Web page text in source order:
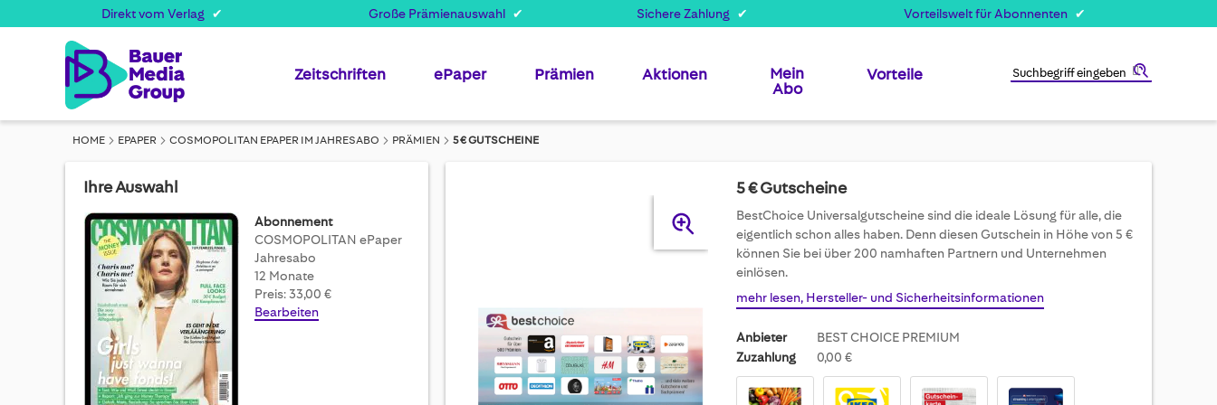
Direkt vom Verlag Große Prämienauswahl Sichere Zahlung Vorteilswelt für Abonnenten
Zeitschriften ePaper Prämien Aktionen
Mein
Abo
Vorteile
HOME EPAPER COSMOPOLITAN EPAPER IM JAHRESABO PRÄMIEN 5 € GUTSCHEINE
Ihre Auswahl
Abonnement
COSMOPOLITAN ePaper
Jahresabo
12 Monate
Preis: 33,00 €
Bearbeiten
images
gallery
5 € Gutscheine
BestChoice Universalgutscheine sind die ideale Lösung für alle, die
eigentlich schon alles haben. Denn diesen Gutschein in Höhe von 5 €
können Sie bei über 200 namhaften Partnern und Unternehmen
einlösen.
mehr lesen, Hersteller- und Sicherheitsinformationen
Anbieter
BEST CHOICE PREMIUM
Zuzahlung
0,00 €